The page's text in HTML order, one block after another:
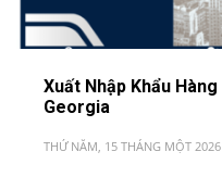
Xuất Nhập Khẩu
Georgia
THỨ NĂM, 15 THÁNG MỘT 2026